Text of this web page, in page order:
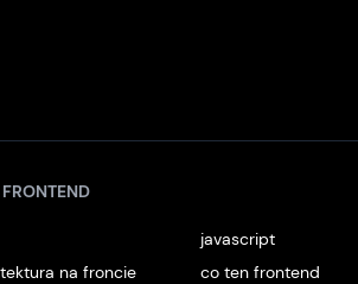
javascript
na froncie
co ten frontend